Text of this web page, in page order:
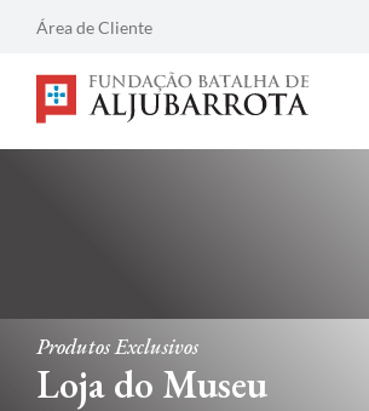
Área de Cliente
Produtos Exclusivos
Loja do Museu